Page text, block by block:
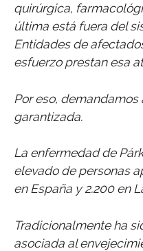
quirúrgica,
última está fuera del
Entidades de
esfuerzo prestan esa
Por eso,
garantizada.
La enfermedad de
elevado de personas
en España y 2.200 en
Tradicionalmente ha
asociada al